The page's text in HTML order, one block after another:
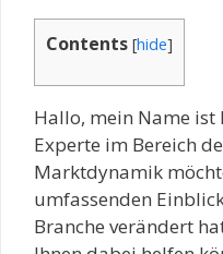
Contents [hide]
Hallo, mein Name ist
Experte im Bereich
Marktdynamik
umfassenden
Branche verändert